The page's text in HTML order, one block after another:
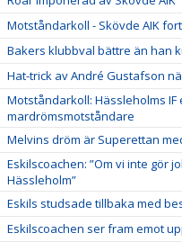
Motståndarkoll - Skövde AIK
Bakers klubbval bättre än han
Hat-trick av André Gustafson
Motståndarkoll: Hässleholms IF
mardrömsmotståndare
Melvins dröm är Superettan
Eskilscoachen: ”Om vi inte gör
Hässleholm”
Eskils studsade tillbaka med
Eskilscoachen ser fram emot